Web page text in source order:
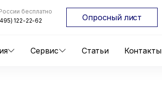
Сервис Статьи Контакты
бесплатно
122-22-62
Опросный лист